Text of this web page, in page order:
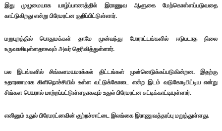
இது முழுமையாக யாழ்ப்பாணத்தில் இராணுவ ஆளுகை மேற்கொள்ளப்படுவதை
காட்டுகிறது என்று பிரேமரட்ன குறிப்பிட்டுள்ளார்.
மறுபுறத்தில் பொதுமக்கள் தாமே முன்வந்து போராட்டங்களில் ஈடுபடாத நிலை
உருவாகியுள்ளதாகவும் அவர் தெரிவித்துள்ளார்.
பல இடங்களில் சிங்களமயமாக்கல் திட்டங்கள் முன்னெடுக்கப்படுகின்றன. இதற்கு
உதாரணமாக கிளிநொச்சியில் உள்ள வட்டுக்கோடை என்ற இடம் வடுகோடிபிட்டிய என்று
சிங்கள பெயரால் மாற்றப்பட்டுள்ளதாகவும் உதுல் பிரேமரட்ன சுட்டிக்காட்டியுள்ளார்.
எனினும் உதுல் பிரேமரட்னவின் குற்றச்சாட்டை இலங்கை இராணுவத்தரப்பு மறுத்துள்ளது.